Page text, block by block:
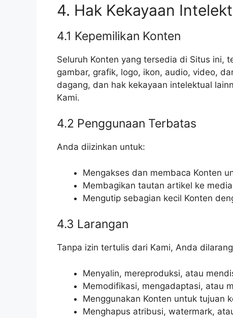
4. Hak Kekayaan
4.1 Kepemilikan Konten
Seluruh Konten yang tersedia di Situs ini,
gambar, grafik, logo, ikon, audio, video,
dagang, dan hak kekayaan intelektual
Kami.
4.2 Penggunaan Terbatas
Anda diizinkan untuk:
Mengakses dan membaca Konten
Membagikan tautan artikel ke
Mengutip sebagian kecil Konten
4.3 Larangan
Tanpa izin tertulis dari Kami, Anda
Menyalin, mereproduksi, atau
Memodifikasi, mengadaptasi, atau
Menggunakan Konten untuk tujuan
Menghapus atribusi, watermark,